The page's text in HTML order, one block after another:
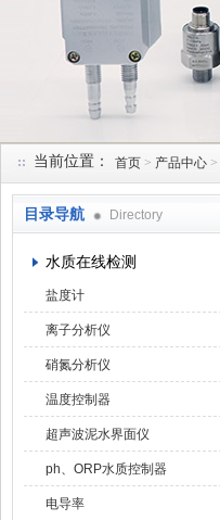
当前位置： 首页 > 产品中心 >
目录导航 Directory
水质在线检测
盐度计
离子分析仪
硝氮分析仪
温度控制器
超声波泥水界面仪
ph、ORP水质控制器
电导率